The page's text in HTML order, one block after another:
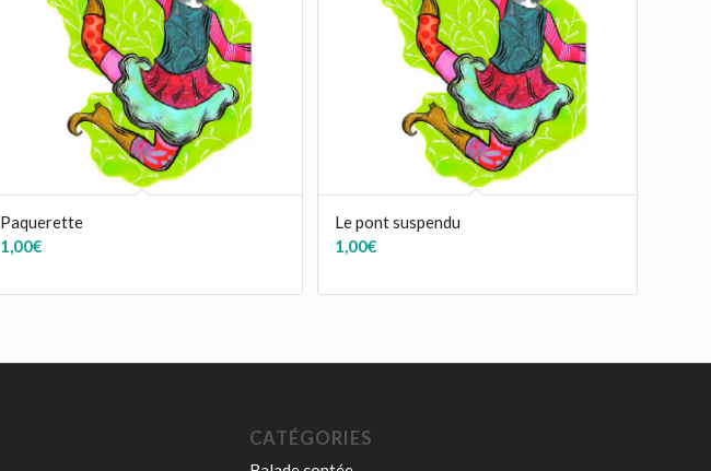
Paquerette
1,00€
Le pont suspendu
1,00€
CATÉGORIES